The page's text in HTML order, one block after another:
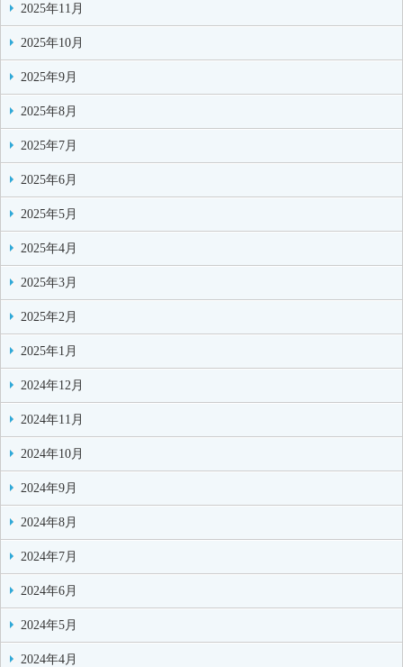
2025年11月
2025年10月
2025年9月
2025年8月
2025年7月
2025年6月
2025年5月
2025年4月
2025年3月
2025年2月
2025年1月
2024年12月
2024年11月
2024年10月
2024年9月
2024年8月
2024年7月
2024年6月
2024年5月
2024年4月